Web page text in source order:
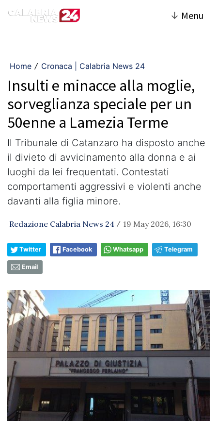
↓ Menu
Home / Cronaca | Calabria News 24
Insulti e minacce alla moglie,
sorveglianza speciale per un
50enne a Lamezia Terme
Il Tribunale di Catanzaro ha disposto anche
il divieto di avvicinamento alla donna e ai
luoghi da lei frequentati. Contestati
comportamenti aggressivi e violenti anche
davanti alla figlia minore.
Redazione Calabria News 24 / 19 May 2026, 16:30
Twitter Facebook Whatsapp Telegram
Email